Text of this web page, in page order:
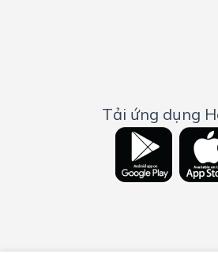
Tải ứng dụng